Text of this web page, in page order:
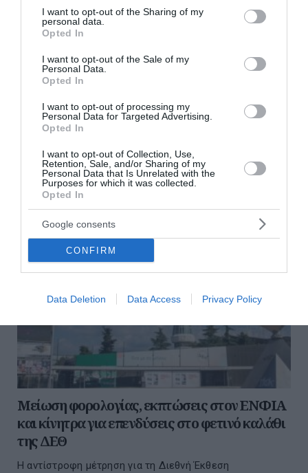
not limited to your visit or usage behaviour. You may click to
grant or deny consent to Google and its third-party tags to
use your data for below specified purposes in below Google
consent section.
I want to opt-out of the Sharing of my
personal data.
Opted In
I want to opt-out of the Sale of my
Personal Data.
Opted In
I want to opt-out of processing my
Personal Data for Targeted Advertising.
Opted In
I want to opt-out of Collection, Use,
Retention, Sale, and/or Sharing of my
Personal Data that Is Unrelated with the
Purposes for which it was collected.
Opted In
Google consents
CONFIRM
Data Deletion Data Access Privacy Policy
Άνοιξε η πλατφόρμα myBusinessSupport για
τον πρώτο κύκλο του ειδικού σχήματος
στήριξης των επιχειρήσεων της Σαμοθράκης
τοπικών κοινωνιών και οικονομιών που επλήγησαν από
τις καταστροφικές πυρκαγιές του καλοκαιριού του 2023
06 Αυγούστου 2026
Μείωση φορολογίας, εκπτώσεις στον ΕΝΦΙΑ
και κίνητρα για επενδύσεις στο φετινό καλάθι
της ΔΕΘ
Η αντίστροφη μέτρηση για τη Διεθνή Έκθεση